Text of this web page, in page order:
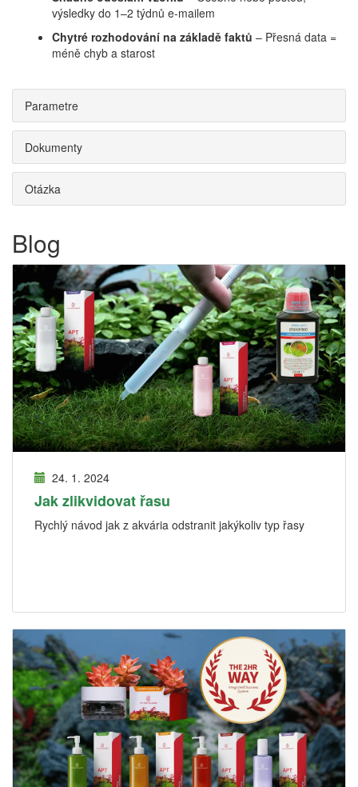
výsledky do 1–2 týdnů e-mailem
Chytré rozhodování na základě faktů – Přesná data =
méně chyb a starost
Parametre
Dokumenty
Otázka
Blog
24. 1. 2024
Jak zlikvidovat řasu
Rychlý návod jak z akvária odstranit jakýkoliv typ řasy